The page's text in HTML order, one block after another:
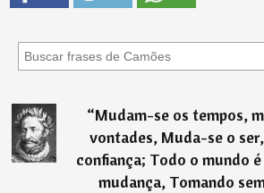
“Mudam-se os tempos,
vontades, Muda-se o
confiança; Todo o mundo
mudança, Tomando